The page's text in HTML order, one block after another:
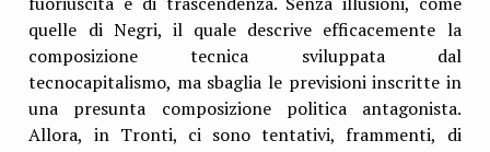
quelle di Negri, il quale descrive efficacemente la
composizione tecnica sviluppata dal
tecnocapitalismo, ma sbaglia le previsioni inscritte in
una presunta composizione politica antagonista.
Allora, in Tronti, ci sono tentativi, frammenti, di